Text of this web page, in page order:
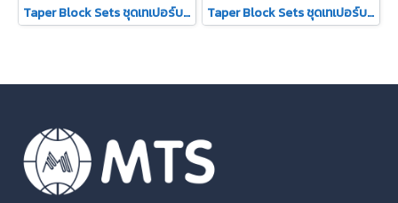
Taper Block Sets ชุดเทเปอร์บล็อค (TBS) Taper Block Sets ชุดเทเปอร์บล็อค (TBSF)